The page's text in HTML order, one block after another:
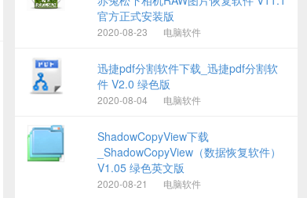
官方正式安装版
2020-08-23 电脑软件
迅捷pdf分割软件下载_迅捷pdf分割软
件 V2.0 绿色版
2020-08-04 电脑软件
ShadowCopyView下载
_ShadowCopyView（数据恢复软件）
V1.05 绿色英文版
2020-08-21 电脑软件